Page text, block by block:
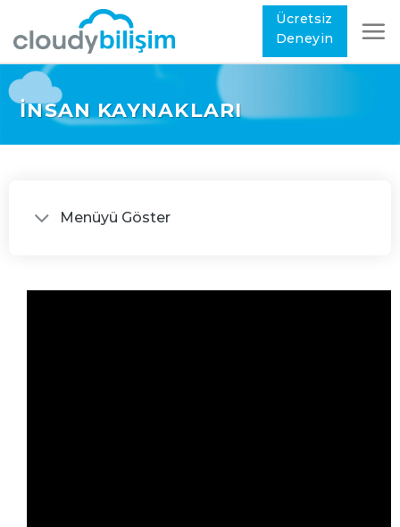
Ücretsiz
Deneyin
İNSAN KAYNAKLARI
Menüyü Göster